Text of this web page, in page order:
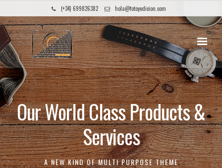
(+34) 699826382 hola@fotoyedicion.com
Our World Class Products &
Services
A NEW KIND OF MULTI PURPOSE THEME